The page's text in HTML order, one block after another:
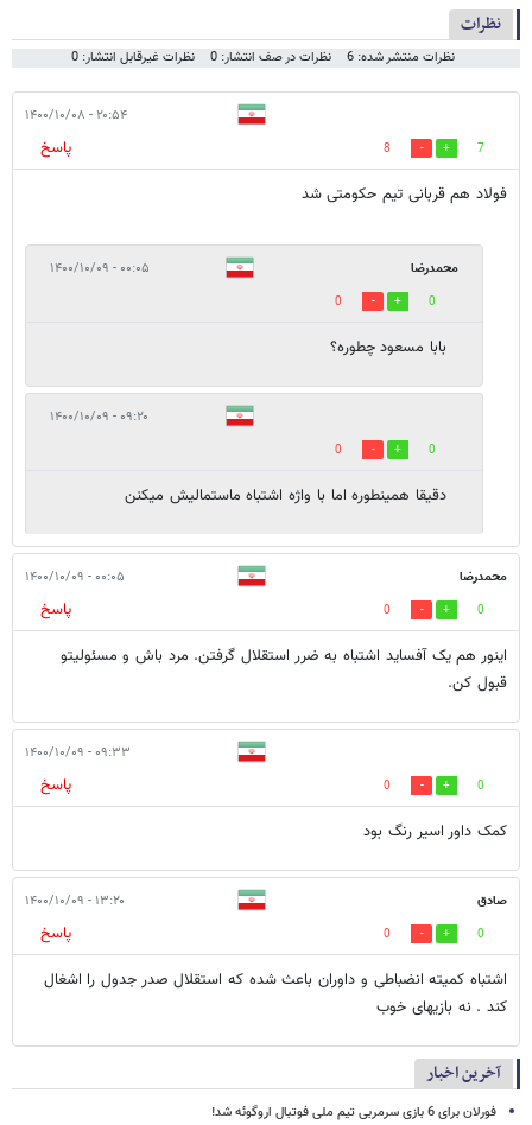
نظرات
نظرات منتشر شده: 6 نظرات در صف انتشار: 0 نظرات غیرقابل انتشار: 0
۲۰:۵۴ - ۱۴۰۰/۱۰/۰۸
7
8
پاسخ
فولاد هم قربانی تیم حکومتی شد
محمدرضا ۰۰:۰۵ - ۱۴۰۰/۱۰/۰۹
0
0
بابا مسعود چطوره؟
۰۹:۲۰ - ۱۴۰۰/۱۰/۰۹
0
0
دقیقا همینطوره اما با واژه اشتباه ماستمالیش میکنن
محمدرضا ۰۰:۰۵ - ۱۴۰۰/۱۰/۰۹
0
0
پاسخ
اینور هم یک آفساید اشتباه به ضرر استقلال گرفتن. مرد باش و مسئولیتو
قبول کن.
۰۹:۳۳ - ۱۴۰۰/۱۰/۰۹
0
0
پاسخ
کمک داور اسیر رنگ بود
صادق ۱۳:۲۰ - ۱۴۰۰/۱۰/۰۹
0
0
پاسخ
اشتباه کمیته انضباطی و داوران باعث شده که استقلال صدر جدول را اشغال
کند . نه بازیهای خوب
آخرین اخبار
فورلان برای 6 بازی سرمربی تیم ملی فوتبال اروگوئه شد!